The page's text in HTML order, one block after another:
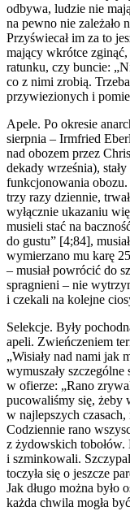
odbywa, ludzie nie
na pewno nie zależało
Przyświecał im za to
mający wkrótce
ratunku, czy buncie:
co z nimi zrobią.
przywiezionych i
Apele. Po okresie
sierpnia – Irmfried
nad obozem przez
dekady września),
funkcjonowania
trzy razy dziennie,
wyłącznie ukazaniu
musieli stać na
do gustu” [4;84],
wymierzano mu karę
– musiał powrócić do
spragnieni – nie
i czekali na kolejne
Selekcje. Były
apeli. Zwieńczeniem
„Wisiały nad nami jak
wymuszały
w ofierze: „Rano
pucowaliśmy się, żeby
w najlepszych
Codziennie rano
z żydowskich
i szminkowali.
toczyła się o jeszcze
Jak długo można było
każda chwila mogła